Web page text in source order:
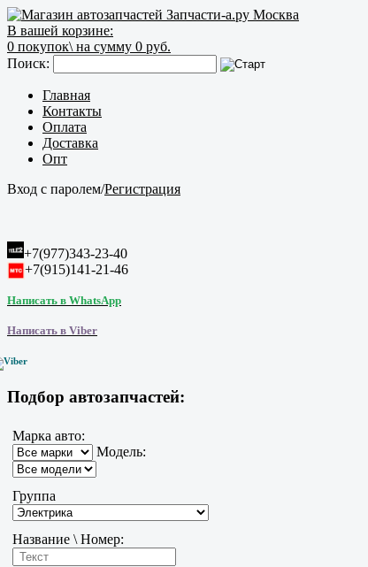
В вашей корзине:
0 покупок\ на сумму 0 руб.
Поиск:
Главная
Контакты
Оплата
Доставка
Опт
Вход с паролем/Регистрация
+7(977)343-23-40
+7(915)141-21-46
Написать в WhatsApp
Написать в Viber
Подбор автозапчастей:
Марка авто:
Модель:
Группа
Название \ Номер: